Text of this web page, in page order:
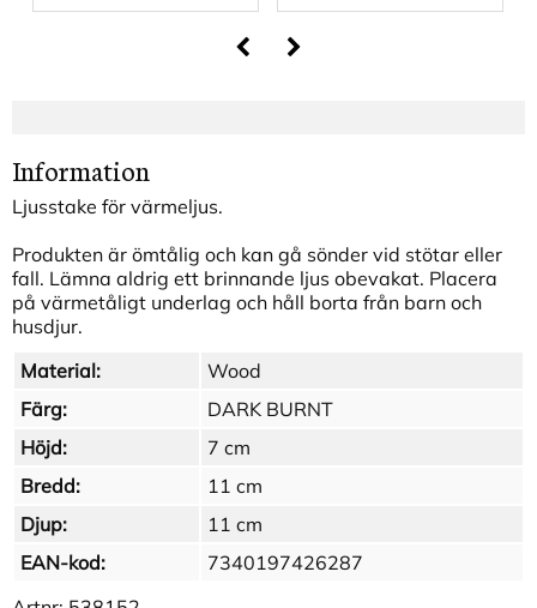
Information
Ljusstake för värmeljus.
Produkten är ömtålig och kan gå sönder vid stötar eller
fall. Lämna aldrig ett brinnande ljus obevakat. Placera
på värmetåligt underlag och håll borta från barn och
husdjur.
Material:
Wood
Färg:
DARK BURNT
Höjd:
7 cm
Bredd:
11 cm
Djup:
11 cm
EAN-kod:
7340197426287